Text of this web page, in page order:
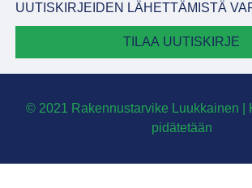
UUTISKIRJEIDEN LÄHETTÄMISTÄ
TILAA UUTISKIRJE
© 2021 Rakennustarvike Luukkainen |
pidätetään